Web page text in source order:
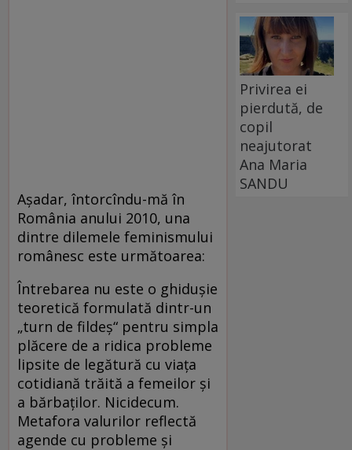
Aşadar, întorcîndu-mă în
România anului 2010, una
dintre dilemele feminismului
românesc este următoarea:
Întrebarea nu este o ghiduşie
teoretică formulată dintr-un
„turn de fildeş“ pentru simpla
plăcere de a ridica probleme
lipsite de legătură cu viaţa
cotidiană trăită a femeilor şi
a bărbaţilor. Nicidecum.
Metafora valurilor reflectă
agende cu probleme şi
Privirea ei
pierdută, de
copil
neajutorat
Ana Maria
SANDU